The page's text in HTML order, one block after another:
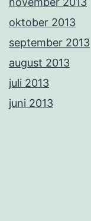
oktober 2013
september 2013
august 2013
juli 2013
juni 2013